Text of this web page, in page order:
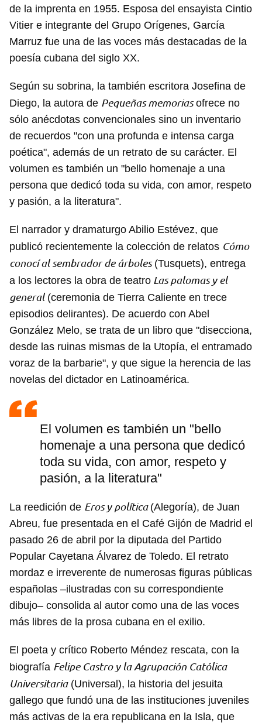
de la imprenta en 1955. Esposa del ensayista Cintio
Vitier e integrante del Grupo Orígenes, García
Marruz fue una de las voces más destacadas de la
poesía cubana del siglo XX.
Según su sobrina, la también escritora Josefina de
Diego, la autora de Pequeñas memoriasofrece no
sólo anécdotas convencionales sino un inventario
de recuerdos "con una profunda e intensa carga
poética", además de un retrato de su carácter. El
volumen es también un "bello homenaje a una
persona que dedicó toda su vida, con amor, respeto
y pasión, a la literatura".
El narrador y dramaturgo Abilio Estévez, que
publicó recientemente la colección de relatos Cómo
conocí al sembrador de árboles(Tusquets), entrega
a los lectores la obra de teatro Las palomas y el
general(ceremonia de Tierra Caliente en trece
episodios delirantes). De acuerdo con Abel
González Melo, se trata de un libro que "disecciona,
desde las ruinas mismas de la Utopía, el entramado
voraz de la barbarie", y que sigue la herencia de las
novelas del dictador en Latinoamérica.
El volumen es también un "bello
homenaje a una persona que dedicó
toda su vida, con amor, respeto y
pasión, a la literatura"
La reedición de Eros y política (Alegoría), de Juan
Abreu, fue presentada en el Café Gijón de Madrid el
pasado 26 de abril por la diputada del Partido
Popular Cayetana Álvarez de Toledo. El retrato
mordaz e irreverente de numerosas figuras públicas
españolas –ilustradas con su correspondiente
dibujo– consolida al autor como una de las voces
más libres de la prosa cubana en el exilio.
El poeta y crítico Roberto Méndez rescata, con la
biografía Felipe Castro y la Agrupación Católica
Universitaria(Universal), la historia del jesuita
gallego que fundó una de las instituciones juveniles
más activas de la era republicana en la Isla, que